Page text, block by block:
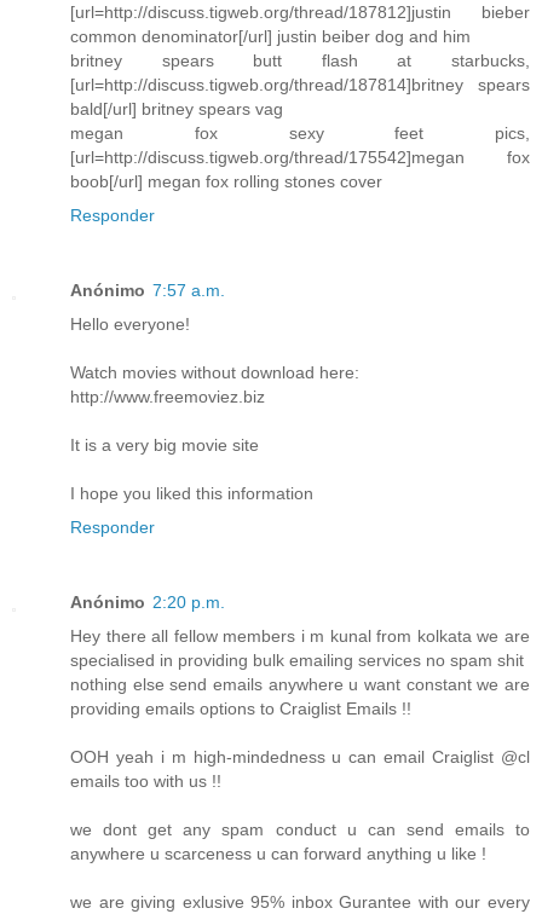
[url=http://discuss.tigweb.org/thread/187812]justin bieber
common denominator[/url] justin beiber dog and him
britney spears butt flash at starbucks,
[url=http://discuss.tigweb.org/thread/187814]britney spears
bald[/url] britney spears vag
megan fox sexy feet pics,
[url=http://discuss.tigweb.org/thread/175542]megan fox
boob[/url] megan fox rolling stones cover
Responder
Anónimo 7:57 a.m.
Hello everyone!
Watch movies without download here:
http://www.freemoviez.biz
It is a very big movie site
I hope you liked this information
Responder
Anónimo 2:20 p.m.
Hey there all fellow members i m kunal from kolkata we are
specialised in providing bulk emailing services no spam shit
nothing else send emails anywhere u want constant we are
providing emails options to Craiglist Emails !!
OOH yeah i m high-mindedness u can email Craiglist @cl
emails too with us !!
we dont get any spam conduct u can send emails to
anywhere u scarceness u can forward anything u like !
we are giving exlusive 95% inbox Gurantee with our every